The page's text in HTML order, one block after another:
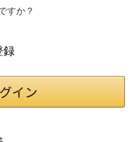
すか？
録